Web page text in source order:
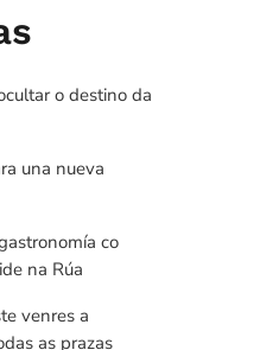
o destino da
una nueva
co
na Rúa
venres a
as prazas